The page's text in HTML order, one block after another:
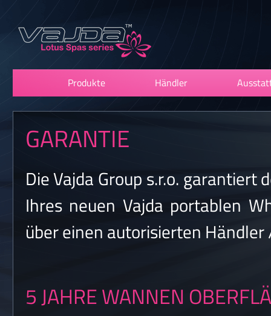
Produkte Händler
GARANTIE
Die Vajda Group s.r.o.
Ihres neuen Vajda portablen
über einen autorisierten Händler
5 JAHRE WANNEN